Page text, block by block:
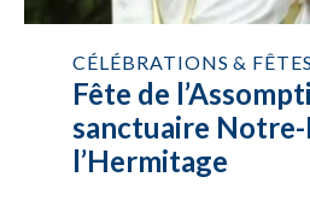
CÉLÉBRATIONS &
Fête de
sanctuaire Notre-
l’Hermitage